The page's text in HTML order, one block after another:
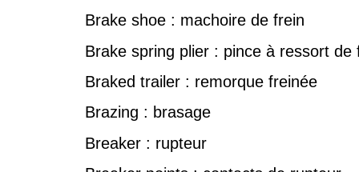
Brake shoe : machoire de frein
Brake spring plier : pince à ressort de
Braked trailer : remorque freinée
Brazing : brasage
Breaker : rupteur